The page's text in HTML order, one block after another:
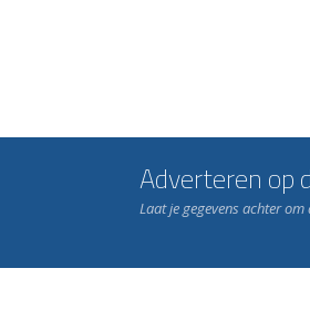
Adverteren op
Laat je gegevens achter